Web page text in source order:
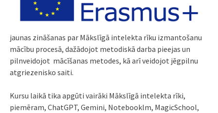
jaunas zināšanas par Mākslīgā intelekta rīku izmantošanu
mācību procesā, dažādojot metodiskā darba pieejas un
pilnveidojot mācīšanas metodes, kā arī veidojot jēgpilnu
atgriezenisko saiti.
Kursu laikā tika apgūti vairāki Mākslīgā intelekta rīki,
piemēram, ChatGPT, Gemini, Notebooklm, MagicSchool,